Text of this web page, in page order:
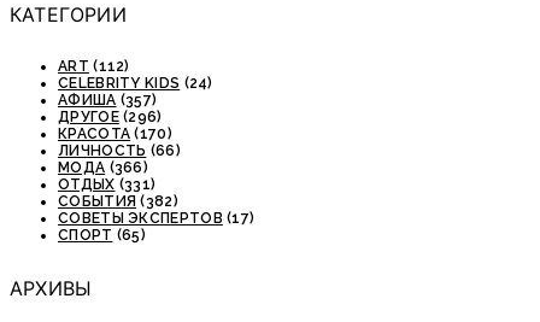
КАТЕГОРИИ
ART (112)
CELEBRITY KIDS (24)
АФИША (357)
ДРУГОЕ(296)
КРАСОТА (170)
ЛИЧНОСТЬ (66)
МОДА (366)
ОТДЫХ (331)
СОБЫТИЯ (382)
СОВЕТЫ ЭКСПЕРТОВ (17)
СПОРТ (65)
АРХИВЫ